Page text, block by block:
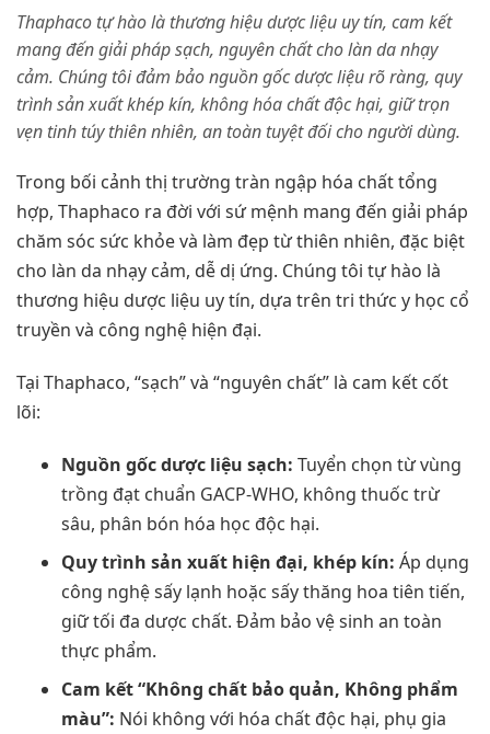
Thaphaco tự hào là thương hiệu dược liệu uy tín, cam kết
mang đến giải pháp sạch, nguyên chất cho làn da nhạy
cảm. Chúng tôi đảm bảo nguồn gốc dược liệu rõ ràng, quy
trình sản xuất khép kín, không hóa chất độc hại, giữ trọn
vẹn tinh túy thiên nhiên, an toàn tuyệt đối cho người dùng.
Trong bối cảnh thị trường tràn ngập hóa chất tổng
hợp, Thaphaco ra đời với sứ mệnh mang đến giải pháp
chăm sóc sức khỏe và làm đẹp từ thiên nhiên, đặc biệt
cho làn da nhạy cảm, dễ dị ứng. Chúng tôi tự hào là
thương hiệu dược liệu uy tín, dựa trên tri thức y học cổ
truyền và công nghệ hiện đại.
Tại Thaphaco, “sạch” và “nguyên chất” là cam kết cốt
lõi:
Nguồn gốc dược liệu sạch: Tuyển chọn từ vùng
trồng đạt chuẩn GACP-WHO, không thuốc trừ
sâu, phân bón hóa học độc hại.
Quy trình sản xuất hiện đại, khép kín: Áp dụng
công nghệ sấy lạnh hoặc sấy thăng hoa tiên tiến,
giữ tối đa dược chất. Đảm bảo vệ sinh an toàn
thực phẩm.
Cam kết “Không chất bảo quản, Không phẩm
màu”: Nói không với hóa chất độc hại, phụ gia